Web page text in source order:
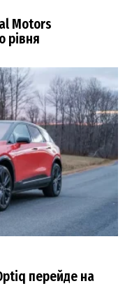
Motors
рівня
перейде на